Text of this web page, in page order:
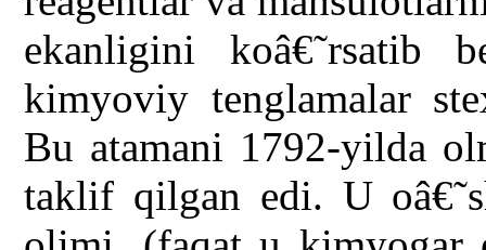
ekanligini koâ€˜rsatib
kimyoviy tenglamalar
Bu atamani 1792-yilda
taklif qilgan edi. U